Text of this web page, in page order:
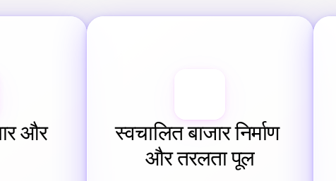
और
स्वचालित बाजार निर्माण
और तरलता पूल